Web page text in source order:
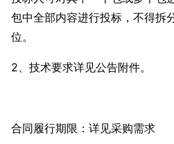
包中全部内容进行投标，不得拆
位。
2、技术要求详见公告附件。
合同履行期限：详见采购需求